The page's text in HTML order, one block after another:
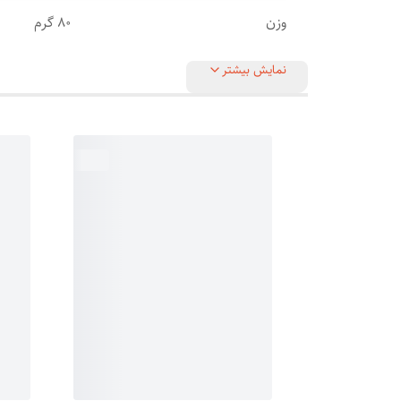
وزن 80 گرم
نمایش بیشتر